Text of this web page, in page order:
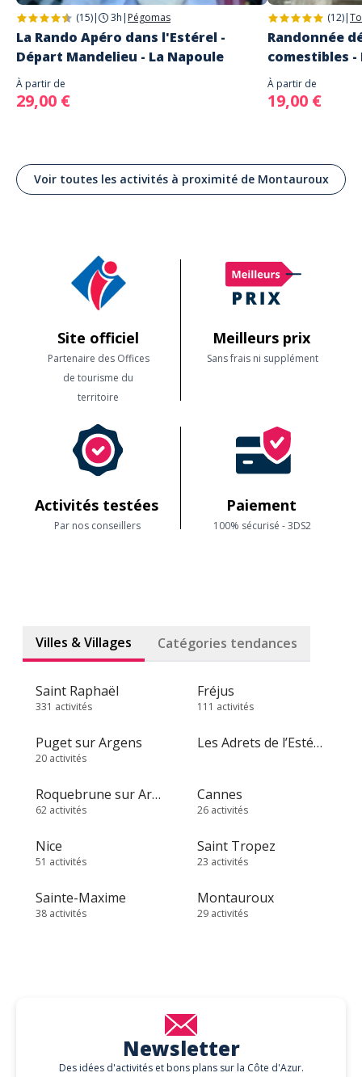
(15)| 3h | Pégomas
La Rando Apéro dans l'Estérel -
Départ Mandelieu - La Napoule
À partir de
29,00 €
(12)|
Randonnée
comestibles -
À partir de
19,00 €
Voir toutes les activités à proximité de Montauroux
Site officiel
Partenaire des Offices
de tourisme du
territoire
Meilleurs prix
Sans frais ni supplément
Activités testées
Par nos conseillers
Paiement
100% sécurisé - 3DS2
Villes & Villages Catégories tendances
Saint Raphaël
331 activités
Fréjus
111 activités
Puget sur Argens
20 activités
Les Adrets de l’Estérel
Roquebrune sur Argens
62 activités
Cannes
26 activités
Nice
51 activités
Saint Tropez
23 activités
Sainte-Maxime
38 activités
Montauroux
29 activités
Newsletter
Des idées d'activités et bons plans sur la Côte d'Azur.